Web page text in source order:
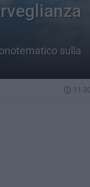
sulla
11.30